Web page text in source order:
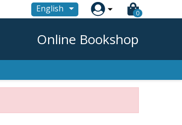
English  0
Online Bookshop